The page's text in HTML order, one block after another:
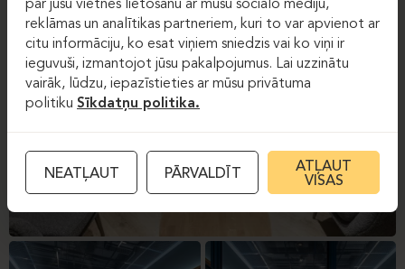
par jūsu vietnes lietošanu ar mūsu sociālo mediju,
reklāmas un analītikas partneriem, kuri to var apvienot ar
citu informāciju, ko esat viņiem sniedzis vai ko viņi ir
ieguvuši, izmantojot jūsu pakalpojumus. Lai uzzinātu
vairāk, lūdzu, iepazīstieties ar mūsu privātuma
politiku Sīkdatņu politika.
NEATĻAUT PĀRVALDĪT
ATĻAUT
VISAS